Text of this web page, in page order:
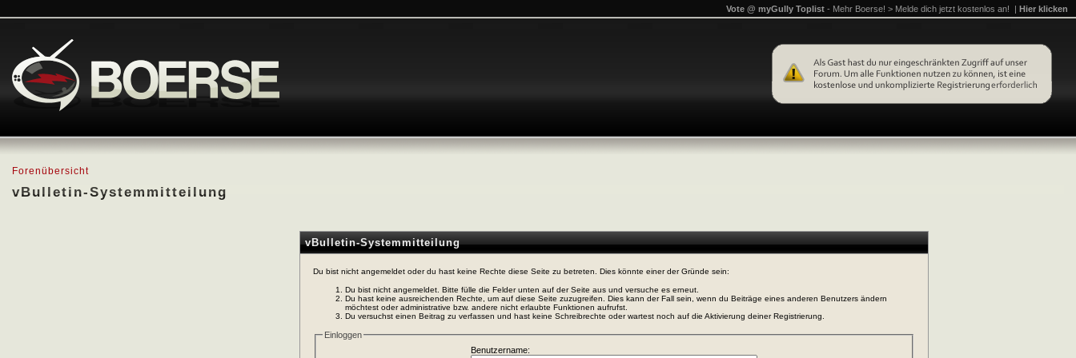
Forenübersicht
vBulletin-Systemmitteilung
Vote @ myGully Toplist - Mehr Boerse! > Melde dich jetzt kostenlos an! | Hier klicken
vBulletin-Systemmitteilung
Du bist nicht angemeldet oder du hast keine Rechte diese Seite zu betreten. Dies könnte einer der Gründe sein:
Du bist nicht angemeldet. Bitte fülle die Felder unten auf der Seite aus und versuche es erneut.
Du hast keine ausreichenden Rechte, um auf diese Seite zuzugreifen. Dies kann der Fall sein, wenn du Beiträge eines anderen Benutzers ändern
möchtest oder administrative bzw. andere nicht erlaubte Funktionen aufrufst.
Du versuchst einen Beitrag zu verfassen und hast keine Schreibrechte oder wartest noch auf die Aktivierung deiner Registrierung.
Einloggen
Benutzername: